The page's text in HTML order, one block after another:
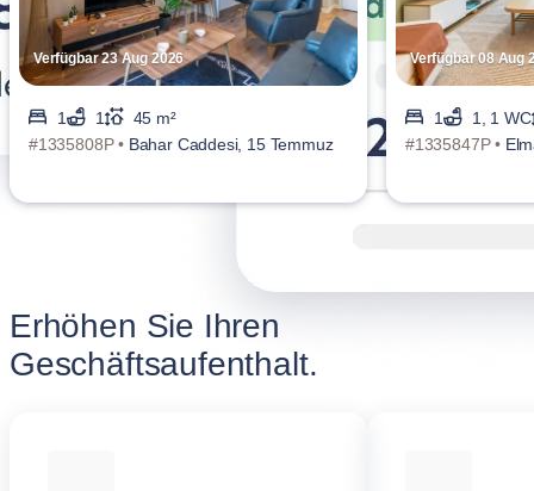
Verfügbar 23 Aug 2026
1 1
45 m²
#1335808P • Bahar Caddesi, 15 Temmuz
Verfügbar 08 Aug
1
1, 1 WC
#1335847P •
Erhöhen Sie Ihren
Geschäftsaufenthalt.